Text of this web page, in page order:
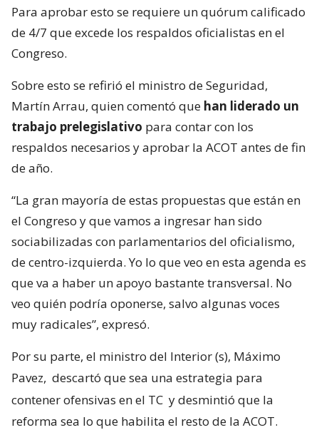
Para aprobar esto se requiere un quórum calificado
de 4/7 que excede los respaldos oficialistas en el
Congreso.
Sobre esto se refirió el ministro de Seguridad,
Martín Arrau, quien comentó que han liderado un
trabajo prelegislativo para contar con los
respaldos necesarios y aprobar la ACOT antes de fin
de año.
“La gran mayoría de estas propuestas que están en
el Congreso y que vamos a ingresar han sido
sociabilizadas con parlamentarios del oficialismo,
de centro-izquierda. Yo lo que veo en esta agenda es
que va a haber un apoyo bastante transversal. No
veo quién podría oponerse, salvo algunas voces
muy radicales”, expresó.
Por su parte, el ministro del Interior (s), Máximo
Pavez, descartó que sea una estrategia para
contener ofensivas en el TC y desmintió que la
reforma sea lo que habilita el resto de la ACOT.